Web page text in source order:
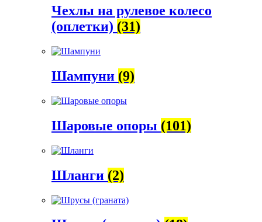
Чехлы на рулевое колесо
(оплетки) (31)
Шампуни (9)
Шаровые опоры (101)
Шланги (2)